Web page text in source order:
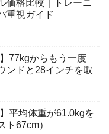
価格比較｜トレーニ
重視ガイド
77kgからもう一度
ンドと28インチを取
平均体重が61.0kgを
ト67cm）